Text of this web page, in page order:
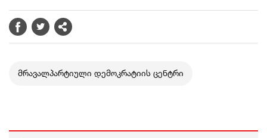
მრავალპარტიული დემოკრატიის ცენტრი